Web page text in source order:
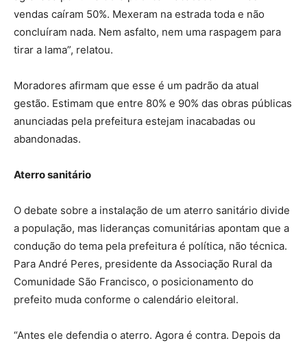
vendas caíram 50%. Mexeram na estrada toda e não
concluíram nada. Nem asfalto, nem uma raspagem para
tirar a lama”, relatou.
Moradores afirmam que esse é um padrão da atual
gestão. Estimam que entre 80% e 90% das obras públicas
anunciadas pela prefeitura estejam inacabadas ou
abandonadas.
Aterro sanitário
O debate sobre a instalação de um aterro sanitário divide
a população, mas lideranças comunitárias apontam que a
condução do tema pela prefeitura é política, não técnica.
Para André Peres, presidente da Associação Rural da
Comunidade São Francisco, o posicionamento do
prefeito muda conforme o calendário eleitoral.
“Antes ele defendia o aterro. Agora é contra. Depois da